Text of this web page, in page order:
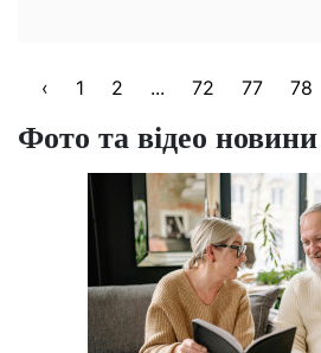
‹ 1 2 ... 72 77 78
Фото та відео новини